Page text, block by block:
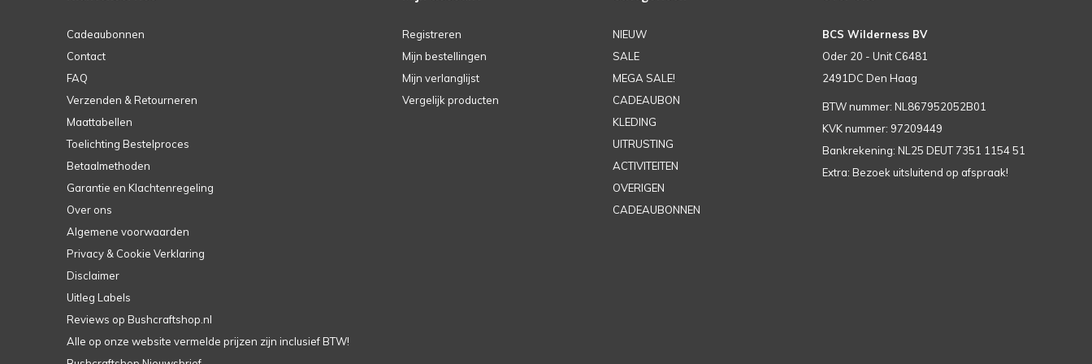
Cadeaubonnen
Contact
FAQ
Verzenden & Retourneren
Maattabellen
Toelichting Bestelproces
Betaalmethoden
Garantie en Klachtenregeling
Over ons
Algemene voorwaarden
Privacy & Cookie Verklaring
Disclaimer
Uitleg Labels
Reviews op Bushcraftshop.nl
Alle op onze website vermelde prijzen zijn inclusief BTW!
Registreren
Mijn bestellingen
Mijn verlanglijst
Vergelijk producten
NIEUW
SALE
MEGA SALE!
CADEAUBON
KLEDING
UITRUSTING
ACTIVITEITEN
OVERIGEN
CADEAUBONNEN
BCS Wilderness BV
Oder 20 - Unit C6481
2491DC Den Haag
BTW nummer: NL867952052B01
KVK nummer: 97209449
Bankrekening: NL25 DEUT 7351 1154 51
Extra: Bezoek uitsluitend op afspraak!